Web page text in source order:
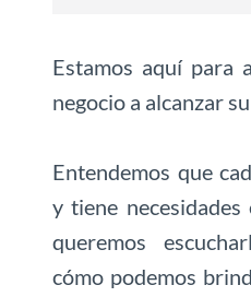
Estamos aquí
negocio a alcanzar
Entendemos que
y tiene necesidades
queremos
cómo podemos